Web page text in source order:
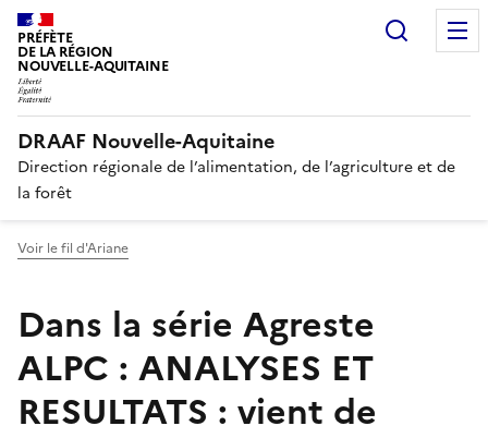
PRÉFÈTE
DE LA RÉGION
NOUVELLE-AQUITAINE
DRAAF Nouvelle-Aquitaine
Direction régionale de l’alimentation, de l’agriculture et de
la forêt
Voir le fil d'Ariane
Dans la série Agreste
ALPC : ANALYSES ET
RESULTATS : vient de